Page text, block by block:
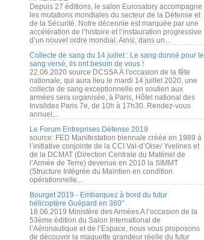
Depuis 27 éditions, le salon Eurosatory accompagne
les mutations mondiales du secteur de la Défense et
de la Sécurité. Notre décennie est marquée par une
accélération de l’histoire et l’instauration progressive
d’un nouvel ordre mondial. Ainsi, dans un...
Collecte de sang du 14 juillet : Le sang donné pour le
sang versé, ils ont besoin de vous !
22.06.2020 source DCSSA À l'occasion de la fête
nationale, qui aura lieu le mardi 14 juillet 2020, une
collecte de sang exceptionnelle en soutien aux
armées sera organisée, à Paris, Hôtel national des
Invalides Paris 7e, de 10h à 17h30. Rendez-vous
annuel,...
Le Forum Entreprises Défense 2019
source: FED Manifestation biennale créée en 1989 à
l’initiative conjointe de la CCI Val-d’Oise/ Yvelines et
de la DCMAT (Direction Centrale du Matériel de
l’Armée de Terre) devenue en 2010 la SIMMT
(Structure Intégrée du Maintien en condition
opérationnelle...
Bourget 2019 - Embarquez à bord du futur
hélicoptère Guépard en 360°
18.06.2019 Ministère des Armées A l’occasion de la
53ème édition du Salon International de
l’Aéronautique et de l’Espace, nous vous proposons
de découvrir la maquette grandeur réelle du futur